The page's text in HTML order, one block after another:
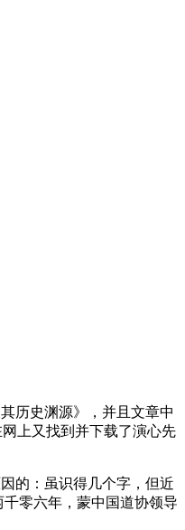
历史渊源》，并且文章中
上又找到并下载了演心先
的：虽识得几个字，但近
零六年，蒙中国道协领导